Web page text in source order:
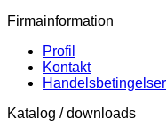
Firmainformation
Profil
Kontakt
Handelsbetingelser
Katalog / downloads